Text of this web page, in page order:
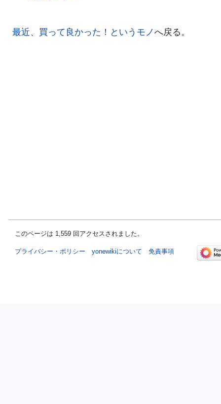
最近、買って良かった！というモノへ戻る。
このページは 1,559 回アクセスされました。
プライバシー・ポリシー yonewikiについて 免責事項